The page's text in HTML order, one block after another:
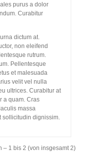
purus a dolor
Curabitur
dictum at.
non eleifend
rutrum.
Pellentesque
et malesuada
velit vel nulla
ultrices. Curabitur at
a quam. Cras
massa
dignissim.
– 1 bis 2 (von insgesamt 2)